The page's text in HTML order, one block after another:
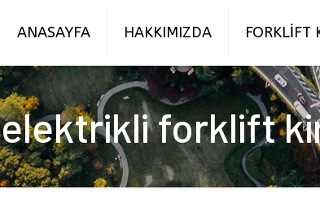
ANASAYFA HAKKIMIZDA FORKLİFT
elektrikli forklift